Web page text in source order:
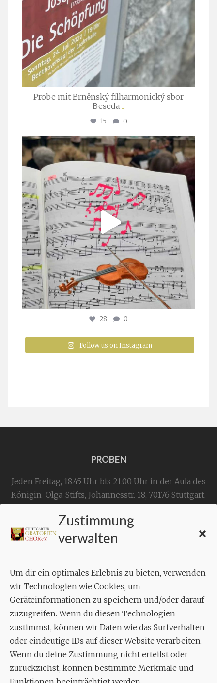
Zustimmung
verwalten
Um dir ein optimales Erlebnis zu bieten, verwenden
wir Technologien wie Cookies, um
Geräteinformationen zu speichern und/oder darauf
zuzugreifen. Wenn du diesen Technologien
zustimmst, können wir Daten wie das Surfverhalten
oder eindeutige IDs auf dieser Website verarbeiten.
Wenn du deine Zustimmung nicht erteilst oder
zurückziehst, können bestimmte Merkmale und
Probe mit Brněnský filharmonický sbor
Beseda ...
15 0
stuttgarter_oratorienchor
Juli 23
28 0
Follow us on Instagram
PROBEN
Jeden Freitag, 18.45 Uhr bis 21.00 Uhr in der Aula des
Königin-Olga-Stifts, Johannesstr. 18, 70176 Stuttgart.
KONTAKT
Geschäftsstelle:
Aixheimer Str. 18
70619 Stuttgart
MUSIK
Musikalischer Leiter:
Enrico Trummer
Tel.+49 (0)177 / 34 23 57 1